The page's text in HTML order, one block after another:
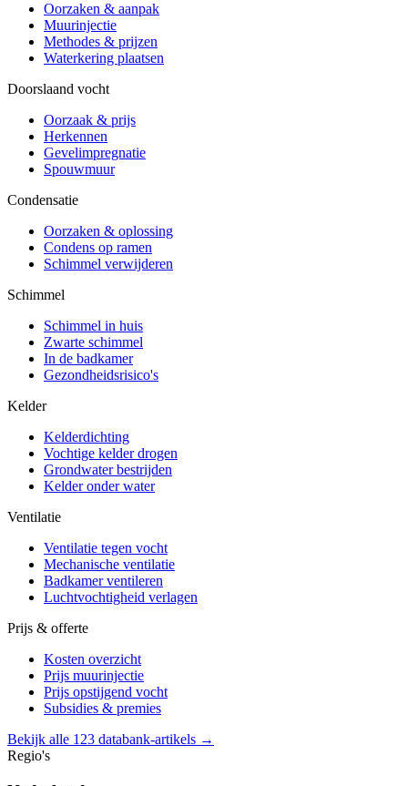
Oorzaken & aanpak
Muurinjectie
Methodes & prijzen
Waterkering plaatsen
Doorslaand vocht
Oorzaak & prijs
Herkennen
Gevelimpregnatie
Spouwmuur
Condensatie
Oorzaken & oplossing
Condens op ramen
Schimmel verwijderen
Schimmel
Schimmel in huis
Zwarte schimmel
In de badkamer
Gezondheidsrisico's
Kelder
Kelderdichting
Vochtige kelder drogen
Grondwater bestrijden
Kelder onder water
Ventilatie
Ventilatie tegen vocht
Mechanische ventilatie
Badkamer ventileren
Luchtvochtigheid verlagen
Prijs & offerte
Kosten overzicht
Prijs muurinjectie
Prijs opstijgend vocht
Subsidies & premies
Bekijk alle 123 databank-artikels →
Regio's